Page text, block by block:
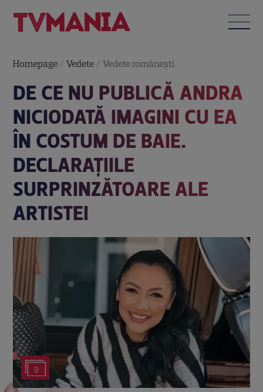
Homepage /Vedete /Vedete româneşti
DE CE NU PUBLICĂ ANDRA
NICIODATĂ IMAGINI CU EA
ÎN COSTUM DE BAIE.
DECLARAȚIILE
SURPRINZĂTOARE ALE
ARTISTEI
9